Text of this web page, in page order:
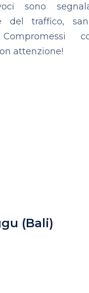
sono
del traffico,
attenzione!
(Bali)